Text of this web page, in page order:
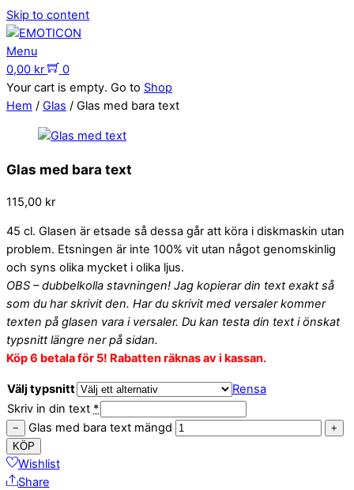
Skip to content
Menu
0,00 kr
0
Your cart is empty. Go to Shop
Hem / Glas / Glas med bara text
Glas med bara text
115,00 kr
45 cl. Glasen är etsade så dessa går att köra i diskmaskin utan
problem. Etsningen är inte 100% vit utan något genomskinlig
och syns olika mycket i olika ljus.
OBS – dubbelkolla stavningen! Jag kopierar din text exakt så
som du har skrivit den. Har du skrivit med versaler kommer
texten på glasen vara i versaler. Du kan testa din text i önskat
typsnitt längre ner på sidan.
Köp 6 betala för 5! Rabatten räknas av i kassan.
Välj typsnitt
Rensa
Skriv in din text *
− Glas med bara text mängd
+
KÖP
Wishlist
Share